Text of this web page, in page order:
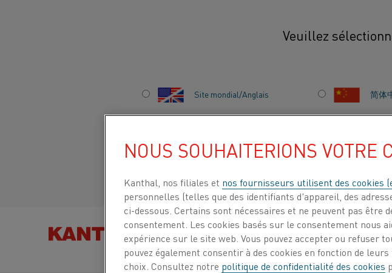
Veuillez
Site mondial/Anglais 简体
RECHERCHER DES PRODUITS
PAR
À PROPOS DE
NOUS
Traitement thermique des composants automobiles
TRAITEMENT
THERMIQUE DES
COMPOSANTS
AUTOMOBILES
NOUS SOUHAITERIONS VOTRE
Kanthal, nos filiales et nos fournisseurs utilisent des cookies
personnelles (telles que des identifiants d'appareil, des
ci-dessous. Certains sont nécessaires et ne peuvent pas être
consentement. Les cookies basés sur le consentement nous
expérience sur le site web. Vous pouvez accepter ou refuser
pouvez également consentir à des cookies en fonction de
choix. Consultez notre politique de confidentialité des cookies